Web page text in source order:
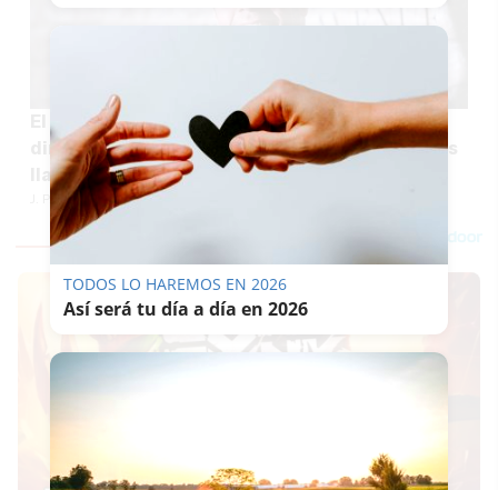
El bloguero Perez Hilton se autolesiona en un
directo de TikTok y acaba en el hospital tras las
llamadas de sus seguidores
J. P. LOZANO
TODOS LO HAREMOS EN 2026
Así será tu día a día en 2026